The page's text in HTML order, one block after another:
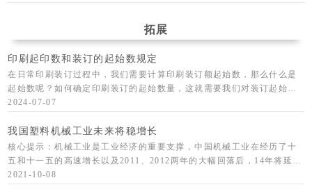
拓展
印刷起印数和装订的起始数规定
在日常印刷装订过程中，我们需要计算印刷装订额起始数，那么什么是
起始数呢？如何确定印刷装订的起始数量，这就需要我们对装订起始数
有一个初步的认识。 印刷装订的起始数包括印刷的起印数和装订的起装
2024-07-07
我国塑料机械工业未来将稳增长
核心提示：机械工业是工业经济的重要支撑，中国机械工业在经历了十
五和十一五的高速增长以及2011、2012两年的大幅回落后，14年将延续
去年平稳中速增长的势头，进入到一个相对稳定发展阶段。 机械工
2021-10-08